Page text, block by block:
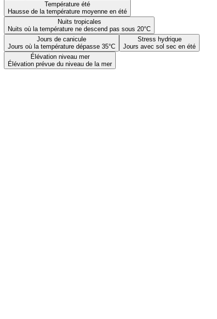
Température été
Hausse de la température moyenne en été
Nuits tropicales
Nuits où la température ne descend pas sous 20°C
Jours de canicule
Jours où la température dépasse 35°C
Stress hydrique
Jours avec sol sec en été
Élévation niveau mer
Élévation prévue du niveau de la mer